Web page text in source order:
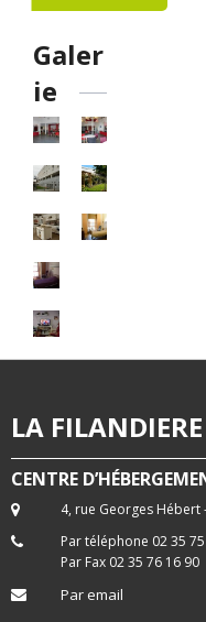
Galer
ie
LA FILANDIERE
CENTRE
4, rue Georges Hébert
Par téléphone 02 35
Par Fax 02 35 76 16 90
Par email